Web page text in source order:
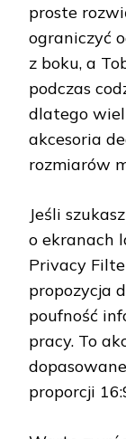
proste
ograniczyć
z boku, a
podczas
dlatego
akcesoria
rozmiarów
Jeśli
o ekranach
Privacy
propozycja
poufność
pracy. To
proporcji